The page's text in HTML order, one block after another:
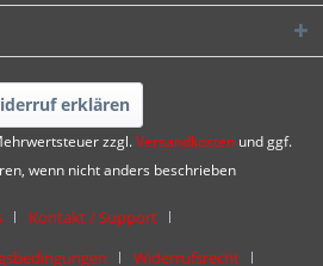
erklären
zzgl.Versandkosten und ggf.
wenn nicht anders beschrieben
Kontakt / Support
Widerrufsrecht